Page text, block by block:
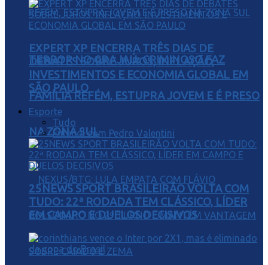
TERROR NO GRAJAÚ: CRIMINOSO FAZ
FAMÍLIA REFÉM, ESTUPRA JOVEM E É PRESO
NA ZONA SUL
EXPERT XP ENCERRA TRÊS DIAS DE
DEBATES SOBRE JUROS, INFLAÇÃO,
INVESTIMENTOS E ECONOMIA GLOBAL EM
SÃO PAULO
Esporte
Tudo
Futebol com Pedro Valentini
25NEWS SPORT BRASILEIRÃO VOLTA COM
TUDO: 22ª RODADA TEM CLÁSSICO, LÍDER
EM CAMPO E DUELOS DECISIVOS